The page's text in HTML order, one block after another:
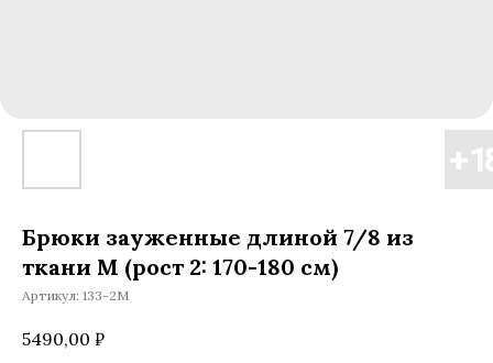
Брюки зауженные длиной 7/8 из
ткани М (рост 2: 170-180 см)
Артикул: 133-2М
5490,00 ₽